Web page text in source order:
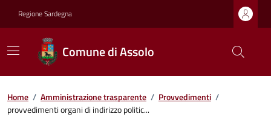
Regione Sardegna
Comune di Assolo
Home / Amministrazione trasparente / Provvedimenti /
provvedimenti organi di indirizzo politic...